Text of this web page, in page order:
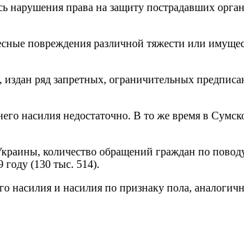
нарушения права на защиту пострадавших
повреждения различной тяжести или
ряд запретных, ограничительных
насилия недостаточно. В то же время в
количество обращений граждан по
году (130 тыс. 514).
и насилия по признаку пола,